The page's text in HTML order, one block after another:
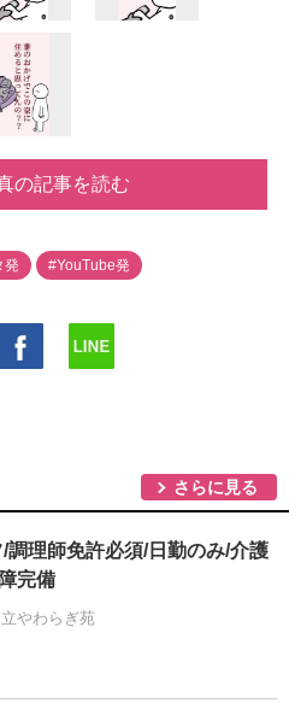
の記事を読む
発 #YouTube発
さらに見る
調理師免許必須/日勤のみ/介護
完備
やわらぎ苑